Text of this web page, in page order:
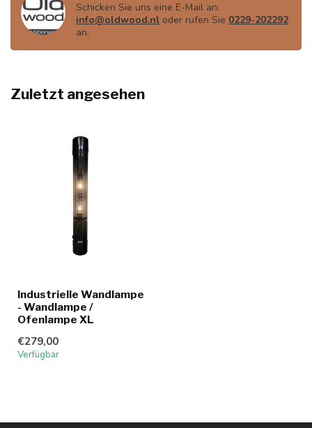
Schicken Sie uns eine E-Mail an:
info@oldwood.nl oder rufen Sie 0229-202292
an.
Zuletzt angesehen
Industrielle Wandlampe
- Wandlampe /
Ofenlampe XL
€279,00
Verfügbar